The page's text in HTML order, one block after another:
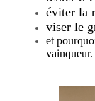
éviter la
viser le
et
vainqueur.